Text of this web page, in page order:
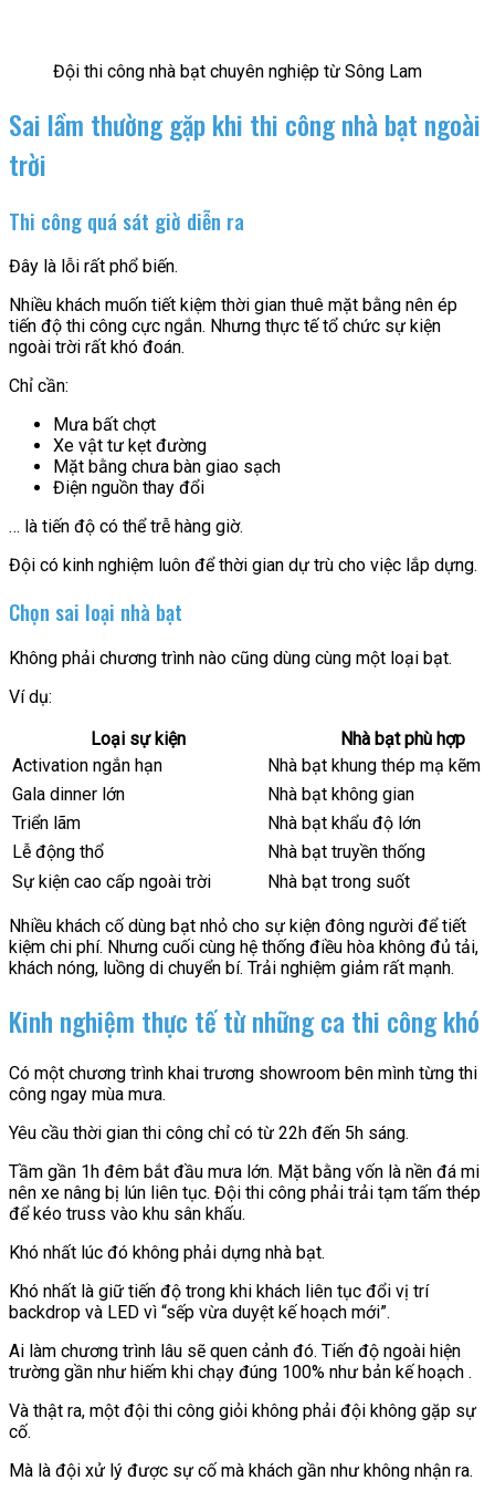
Đội thi công nhà bạt chuyên nghiệp từ Sông Lam
Sai lầm thường gặp khi thi công nhà bạt ngoài
trời
Thi công quá sát giờ diễn ra
Đây là lỗi rất phổ biến.
Nhiều khách muốn tiết kiệm thời gian thuê mặt bằng nên ép
tiến độ thi công cực ngắn. Nhưng thực tế tổ chức sự kiện
ngoài trời rất khó đoán.
Chỉ cần:
Mưa bất chợt
Xe vật tư kẹt đường
Mặt bằng chưa bàn giao sạch
Điện nguồn thay đổi
… là tiến độ có thể trễ hàng giờ.
Đội có kinh nghiệm luôn để thời gian dự trù cho việc lắp dựng.
Chọn sai loại nhà bạt
Không phải chương trình nào cũng dùng cùng một loại bạt.
Ví dụ:
Loại sự kiện
Nhà bạt phù hợp
Activation ngắn hạn
Nhà bạt khung thép mạ kẽm
Gala dinner lớn
Nhà bạt không gian
Triển lãm
Nhà bạt khẩu độ lớn
Lễ động thổ
Nhà bạt truyền thống
Sự kiện cao cấp ngoài trời
Nhà bạt trong suốt
Nhiều khách cố dùng bạt nhỏ cho sự kiện đông người để tiết
kiệm chi phí. Nhưng cuối cùng hệ thống điều hòa không đủ tải,
khách nóng, luồng di chuyển bí. Trải nghiệm giảm rất mạnh.
Kinh nghiệm thực tế từ những ca thi công khó
Có một chương trình khai trương showroom bên mình từng thi
công ngay mùa mưa.
Yêu cầu thời gian thi công chỉ có từ 22h đến 5h sáng.
Tầm gần 1h đêm bắt đầu mưa lớn. Mặt bằng vốn là nền đá mi
nên xe nâng bị lún liên tục. Đội thi công phải trải tạm tấm thép
để kéo truss vào khu sân khấu.
Khó nhất lúc đó không phải dựng nhà bạt.
Khó nhất là giữ tiến độ trong khi khách liên tục đổi vị trí
backdrop và LED vì “sếp vừa duyệt kế hoạch mới”.
Ai làm chương trình lâu sẽ quen cảnh đó. Tiến độ ngoài hiện
trường gần như hiếm khi chạy đúng 100% như bản kế hoạch .
Và thật ra, một đội thi công giỏi không phải đội không gặp sự
cố.
Mà là đội xử lý được sự cố mà khách gần như không nhận ra.